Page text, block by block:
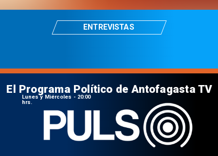
ENTREVISTAS
El Programa Político de Antofagasta TV
Lunes y Miércoles - 20:00
hrs.